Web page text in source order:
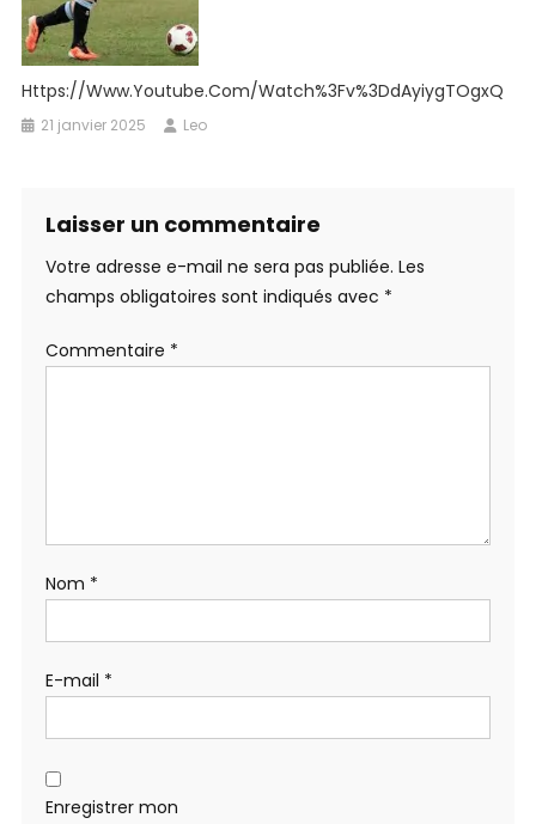
Https://www.youtube.com/watch%3Fv%3DdAyiygTOgxQ
21 janvier 2025 Leo
Laisser un commentaire
Votre adresse e-mail ne sera pas publiée. Les
champs obligatoires sont indiqués avec *
Commentaire *
Nom *
E-mail *
Enregistrer mon